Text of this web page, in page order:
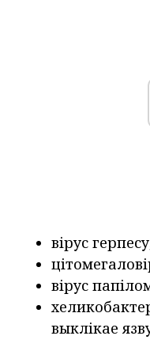
вірус
вірус
выклікае